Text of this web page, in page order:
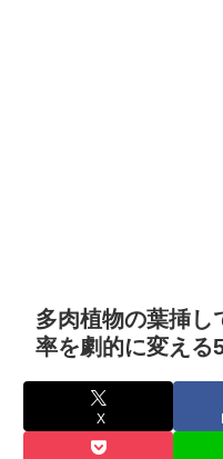
多肉植物の葉挿し
率を劇的に変える
X